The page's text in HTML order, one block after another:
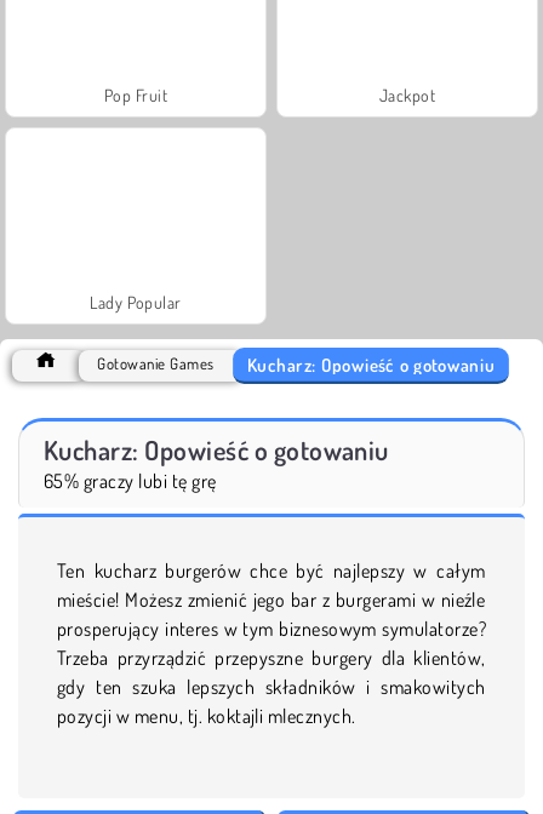
Pop Fruit Jackpot
Lady Popular
Gotowanie Games Kucharz: Opowieść o gotowaniu
Kucharz: Opowieść o gotowaniu
65% graczy lubi tę grę
Ten kucharz burgerów chce być najlepszy w całym
mieście! Możesz zmienić jego bar z burgerami w nieźle
prosperujący interes w tym biznesowym symulatorze?
Trzeba przyrządzić przepyszne burgery dla klientów,
gdy ten szuka lepszych składników i smakowitych
pozycji w menu, tj. koktajli mlecznych.